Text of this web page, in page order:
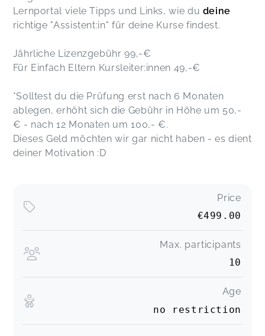
Lernportal viele Tipps und Links, wie du deine
richtige "Assistent:in" für deine Kurse findest.
Jährliche Lizenzgebühr 99,-€
Für Einfach Eltern Kursleiter:innen 49,-€
*Solltest du die Prüfung erst nach 6 Monaten
ablegen, erhöht sich die Gebühr in Höhe um 50,-
€ - nach 12 Monaten um 100,- €.
Dieses Geld möchten wir gar nicht haben - es dient
deiner Motivation :D
Price
€499.00
Max. participants
10
Age
no restriction